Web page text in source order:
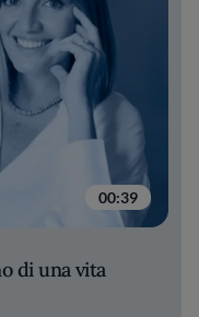
00:39
di una vita